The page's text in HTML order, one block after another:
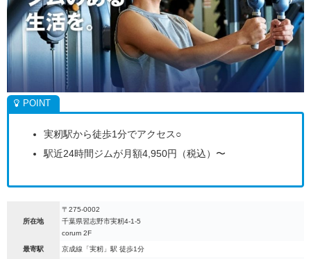
実籾駅から徒歩1分でアクセス○
駅近24時間ジムが月額4,950円（税込）〜
所在地
〒275-0002
千葉県習志野市実籾4-1-5
corum 2F
最寄駅 京成線「実籾」駅 徒歩1分